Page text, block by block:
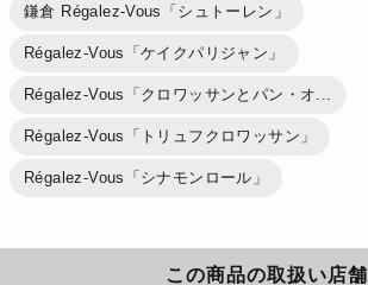
鎌倉 Régalez-Vous「シュトーレン」
Régalez-Vous「ケイクパリジャン」
Régalez-Vous「クロワッサンとパン・オ...
Régalez-Vous「トリュフクロワッサン」
Régalez-Vous「シナモンロール」
この商品の取扱い店舗